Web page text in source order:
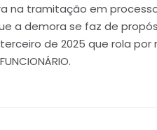
na tramitação em
a demora se faz de
de 2025 que rola por